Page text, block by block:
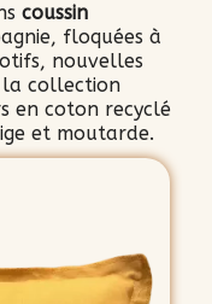
coussin
floquées à
nouvelles
la collection
en coton recyclé
et moutarde.